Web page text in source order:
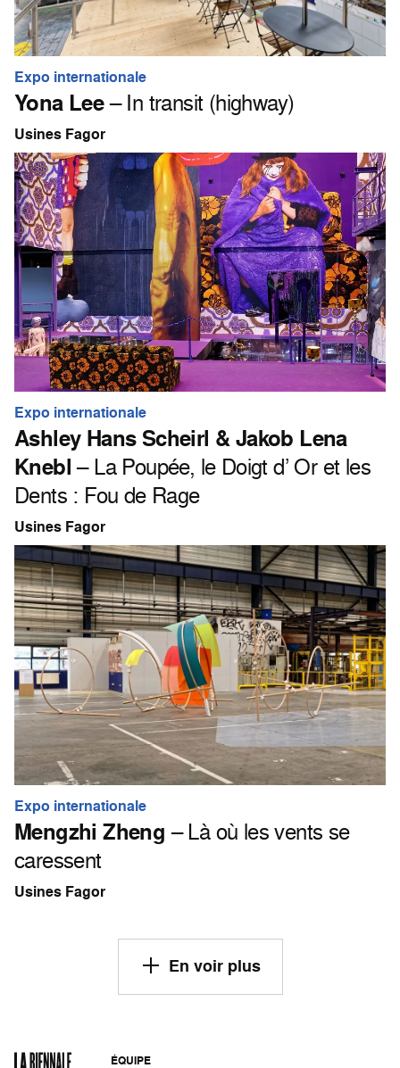
Expo internationale
Yona Lee– In transit (highway)
Usines Fagor
Expo internationale
Ashley Hans Scheirl & Jakob Lena
Knebl– La Poupée, le Doigt d’ Or et les
Dents : Fou de Rage
Usines Fagor
Expo internationale
Mengzhi Zheng – Là où les vents se
caressent
Usines Fagor
En voir plus
ÉQUIPE